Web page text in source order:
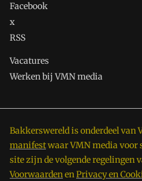
Facebook
x
RSS
Vacatures
Werken bij VMN media
Bakkerswereld is onderdeel van
manifestwaar VMN media voor
site zijn de volgende regelingen
VoorwaardenenPrivacy en